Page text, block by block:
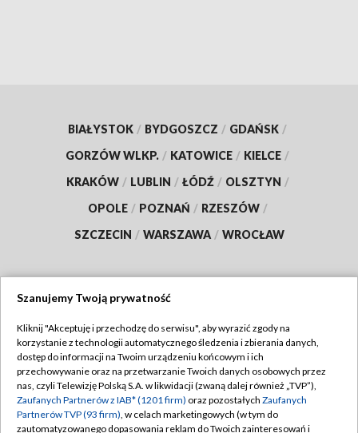
BIAŁYSTOK / BYDGOSZCZ / GDAŃSK /
GORZÓW WLKP. / KATOWICE / KIELCE /
KRAKÓW / LUBLIN / ŁÓDŹ / OLSZTYN /
OPOLE / POZNAŃ / RZESZÓW /
SZCZECIN / WARSZAWA / WROCŁAW
TVP
Abonament TVP
Emisja w TVP
Centrum informacji TVP
Regulamin TVP
Polityka prywatności
Moje zgody
Szanujemy Twoją prywatność
Kliknij "Akceptuję i przechodzę do serwisu", aby wyrazić zgody na
korzystanie z technologii automatycznego śledzenia i zbierania danych,
dostęp do informacji na Twoim urządzeniu końcowym i ich
przechowywanie oraz na przetwarzanie Twoich danych osobowych przez
nas, czyli Telewizję Polską S.A. w likwidacji (zwaną dalej również „TVP”),
Zaufanych Partnerów z IAB* (1201 firm) oraz pozostałych Zaufanych
Partnerów TVP (93 firm), w celach marketingowych (w tym do
zautomatyzowanego dopasowania reklam do Twoich zainteresowań i